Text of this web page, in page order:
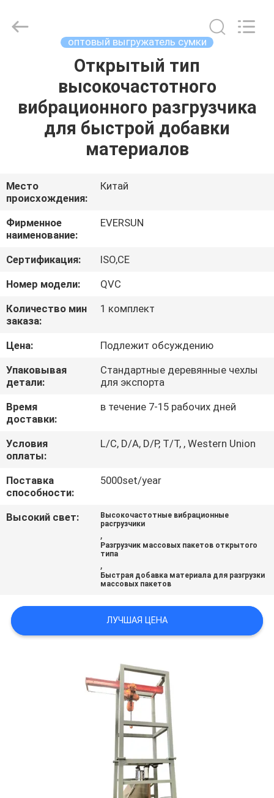
ПРОДУКТЫ
ШОУ
О
НАС
ПУТЕШЕСТВИЕ
ФАБРИКИ
ПРОВЕРКА
КАЧЕСТВА
СВЯЖИТЕСЬ
МЫ
СПРОСИТЕ
ЦИТАТУ
SITEMAP
УЕДИНЕНИЯ
оптовый выгружатель сумки
Открытый тип
высокочастотного
вибрационного разгрузчика
для быстрой добавки
материалов
Место
происхождения:
Китай
Фирменное
наименование:
EVERSUN
Сертификация:
ISO,CE
Номер модели:
QVC
Количество мин
заказа:
1 комплект
Цена:
Подлежит обсуждению
Упаковывая
детали:
Стандартные деревянные чехлы
для экспорта
Время
доставки:
в течение 7-15 рабочих дней
Условия
оплаты:
L/C, D/A, D/P, T/T, , Western Union
Поставка
способности:
5000set/year
Высокий свет:
Высокочастотные вибрационные
расгрузчики
,
Разгрузчик массовых пакетов открытого
типа
,
Быстрая добавка материала для разгрузки
массовых пакетов
ЛУЧШАЯ ЦЕНА